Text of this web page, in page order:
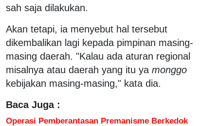
sah saja dilakukan.
Akan tetapi, ia menyebut hal tersebut
dikembalikan lagi kepada pimpinan masing-
masing daerah. "Kalau ada aturan regional
misalnya atau daerah yang itu ya monggo
kebijakan masing-masing," kata dia.
Baca Juga :
Operasi Pemberantasan Premanisme Berkedok